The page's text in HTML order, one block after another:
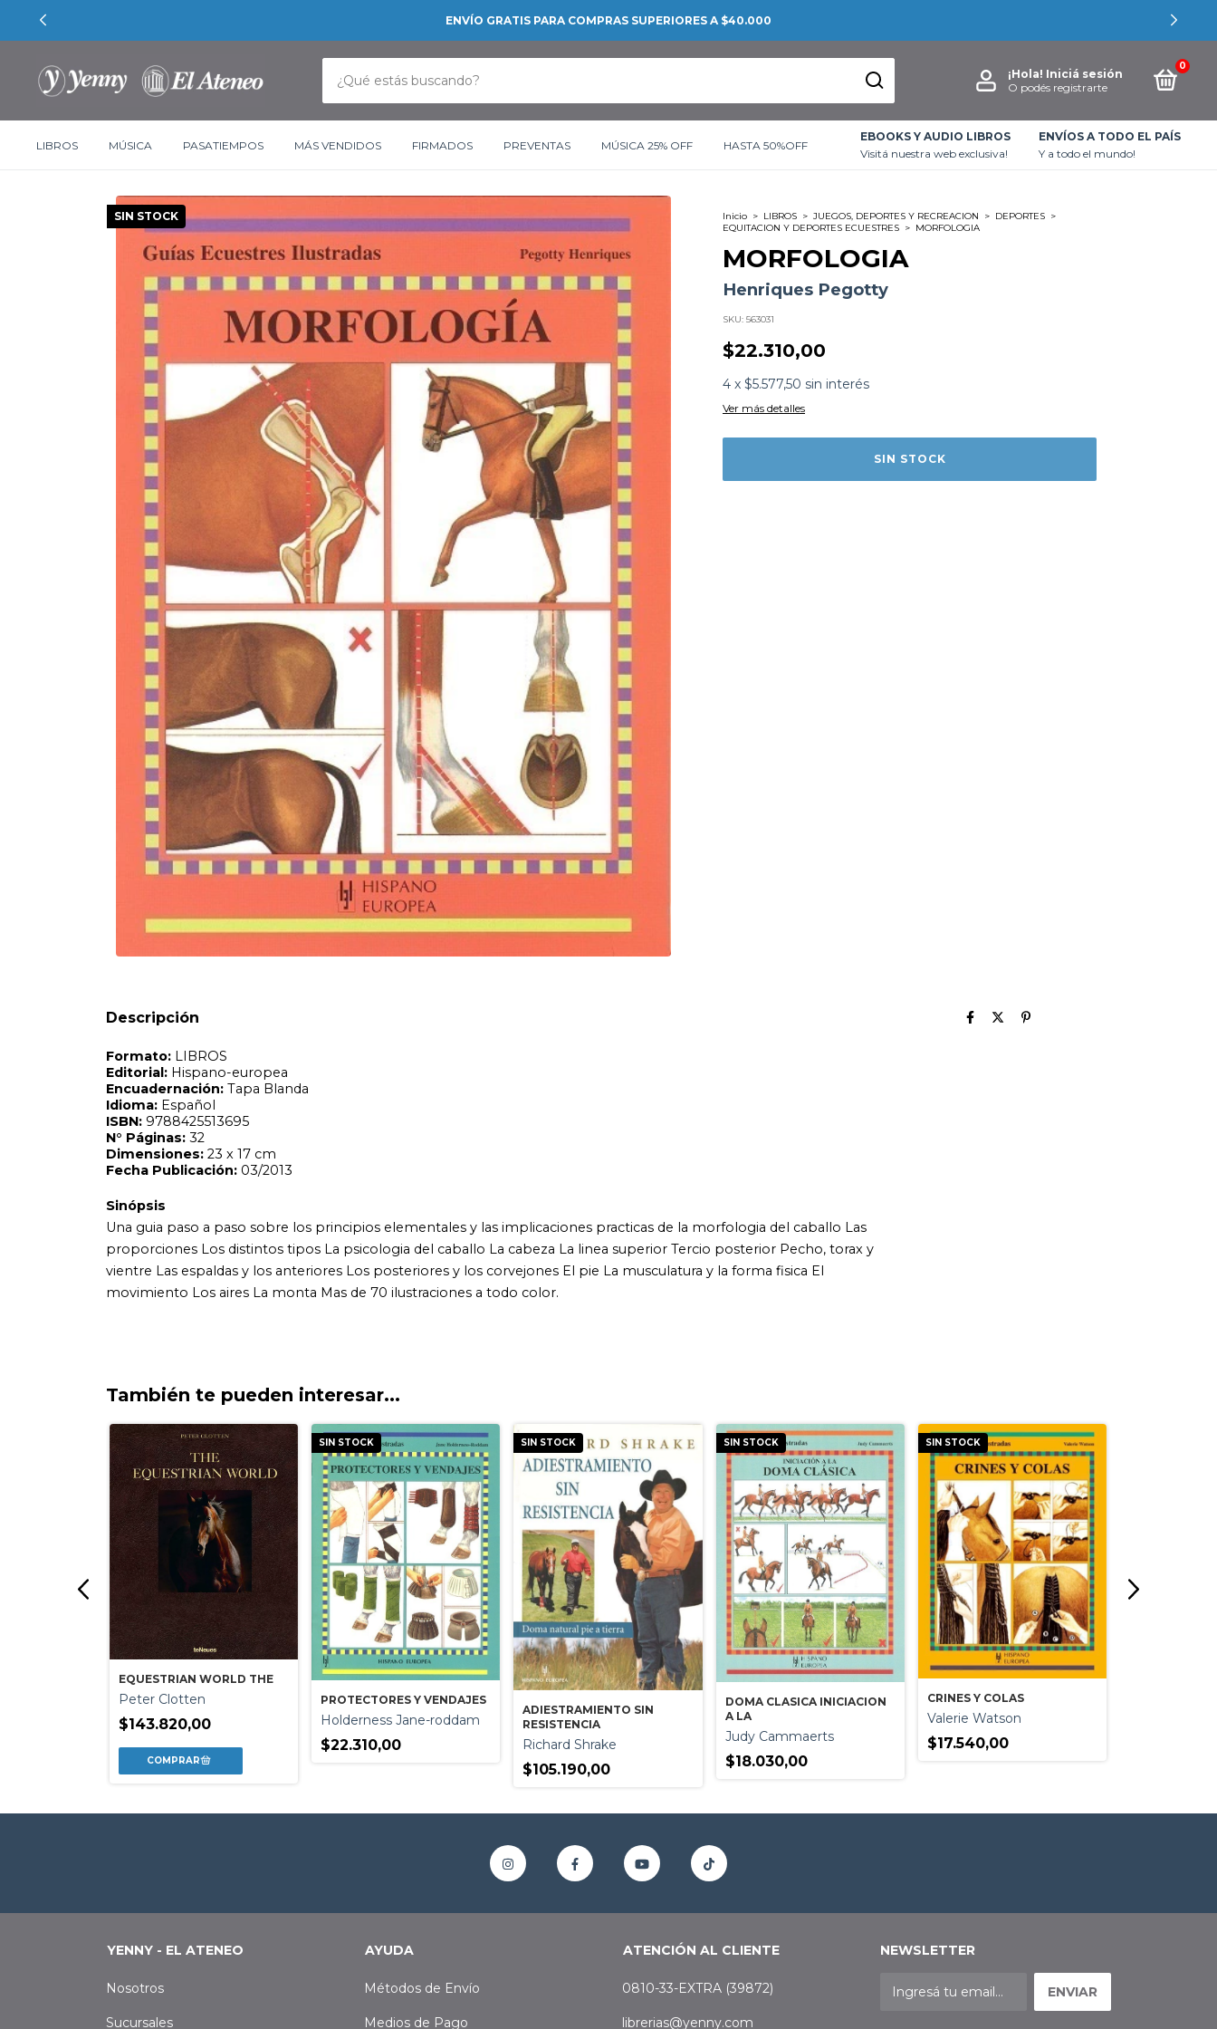
ENVÍO GRATIS PARA COMPRAS SUPERIORES A $40.000
¡Hola! Iniciá sesión
O podés registrarte
0
LIBROS MÚSICA PASATIEMPOS MÁS VENDIDOS FIRMADOS PREVENTAS MÚSICA 25% OFF HASTA 50%OFF
EBOOKS Y AUDIO LIBROS
Visitá nuestra web exclusiva!
ENVÍOS A TODO EL PAÍS
Y a todo el mundo!
SIN STOCK Inicio > LIBROS > JUEGOS, DEPORTES Y RECREACION > DEPORTES >
EQUITACION Y DEPORTES ECUESTRES > MORFOLOGIA
MORFOLOGIA
Henriques Pegotty
SKU: 563031
$22.310,00
4 x $5.577,50 sin interés
Ver más detalles
Descripción
LIBROS
Español
9788425513695
Una guia paso a paso sobre los principios elementales y las implicaciones practicas de la morfologia del caballo Las
vientre Las espaldas y los anteriores Los posteriores y los corvejones El pie La musculatura y la forma fisica El
movimiento Los aires La monta Mas de 70 ilustraciones a todo color.
También te pueden interesar...
EQUESTRIAN WORLD THE
Peter Clotten
$143.820,00
SIN STOCK
PROTECTORES Y VENDAJES
Holderness Jane-roddam
$22.310,00
SIN STOCK
ADIESTRAMIENTO SIN
RESISTENCIA
Richard Shrake
$105.190,00
SIN STOCK
DOMA CLASICA INICIACION
A LA
Judy Cammaerts
$18.030,00
SIN STOCK
CRINES Y COLAS
Valerie Watson
$17.540,00
YENNY - EL ATENEO
Nosotros
Sucursales
AYUDA
Métodos de Envío
Medios de Pago
ATENCIÓN AL CLIENTE
0810-33-EXTRA (39872)
librerias@yenny.com
NEWSLETTER